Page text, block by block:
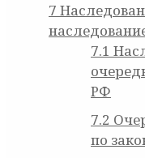
7
7.1
РФ
7.2
по